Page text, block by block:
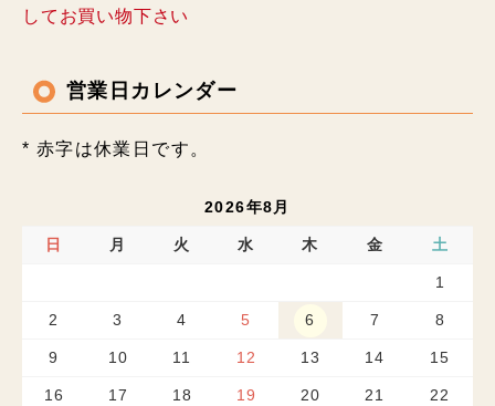
してお買い物下さい
営業日カレンダー
* 赤字は休業日です。
2026年8月
日 月 火 水 木 金 土
1
2 3 4 5 6 7 8
9 10 11 12 13 14 15
16 17 18 19 20 21 22